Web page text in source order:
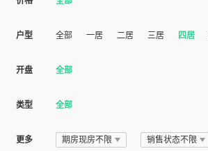
户型 全部 一居 二居 三居 四居
开盘 全部
类型 全部
更多 期房现房不限 销售状态不限